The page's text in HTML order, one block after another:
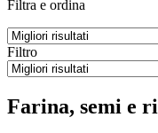
Filtra e ordina
Filtro
Farina, semi e